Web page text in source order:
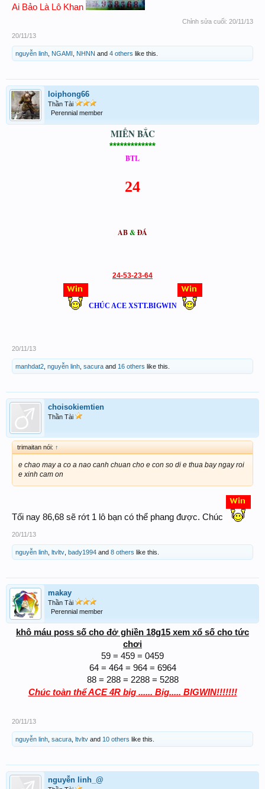
Ai Bảo Là Lô Khan
Chỉnh sửa cuối: 20/11/13
20/11/13
nguyễn linh NGAMI NHNN and 4 others like this.
loiphong66
Thần Tài
Perennial member
MIỀN BẮC
*************
BTL
24
AB&ĐÁ
24-53-23-64
CHÚC ACE XSTT.BIGWIN
20/11/13
manhdat2 nguyễn linh sacura and 16 others like this.
choisokiemtien
Thần Tài
trimaitan nói: ↑
e chao may a co a nao canh chuan cho e con so di e thua bay ngay roi
e xinh cam on
Tối nay 86,68 sẽ rớt 1 lô bạn có thể phang được. Chúc
20/11/13
nguyễn linh ltvltv bady1994 and 8 others like this.
makay
Thần Tài
Perennial member
khô máu poss số cho đở ghiền 18g15 xem xổ số cho tức
chơi
59 = 459 = 0459
64 = 464 = 964 = 6964
88 = 288 = 2288 = 5288
Chúc toàn thể ACE 4R big ...... Big..... BIGWIN!!!!!!!
20/11/13
nguyễn linh sacura ltvltv and 10 others like this.
nguyễn linh_@